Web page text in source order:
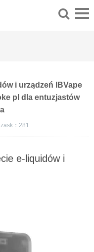
i urządzeń IBVape
pl dla entuzjastów
： 281
e-liquidów i